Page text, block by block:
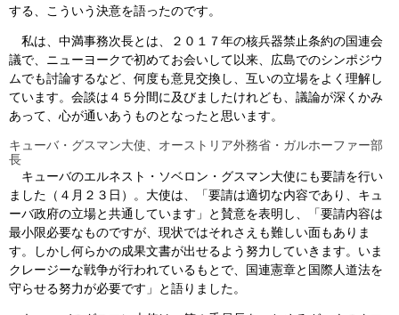
する、こういう決意を語ったのです。
私は、中満事務次長とは、２０１７年の核兵器禁止条約の国連会
議で、ニューヨークで初めてお会いして以来、広島でのシンポジウ
ムでも討論するなど、何度も意見交換し、互いの立場をよく理解し
ています。会談は４５分間に及びましたけれども、議論が深くかみ
あって、心が通いあうものとなったと思います。
キューバ・グスマン大使、オーストリア外務省・ガルホーファー部
長
キューバのエルネスト・ソベロン・グスマン大使にも要請を行い
ました（４月２３日）。大使は、「要請は適切な内容であり、キュ
ーバ政府の立場と共通しています」と賛意を表明し、「要請内容は
最小限必要なものですが、現状ではそれさえも難しい面もありま
す。しかし何らかの成果文書が出せるよう努力していきます。いま
クレージーな戦争が行われているもとで、国連憲章と国際人道法を
守らせる努力が必要です」と語りました。